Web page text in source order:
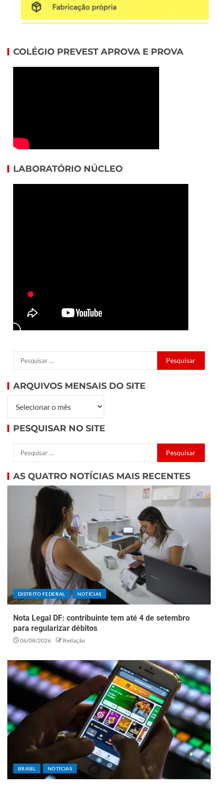
COLÉGIO PREVEST APROVA E PROVA
LABORATÓRIO NÚCLEO
ARQUIVOS MENSAIS DO SITE
PESQUISAR NO SITE
AS QUATRO NOTÍCIAS MAIS RECENTES
DISTRITO FEDERAL NOTÍCIAS
Nota Legal DF: contribuinte tem até 4 de setembro
para regularizar débitos
06/08/2026 Redação
BRASIL NOTÍCIAS